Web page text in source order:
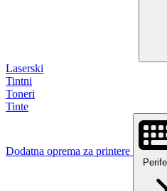
Laserski
Tintni
Toneri
Tinte
Dodatna oprema za printere